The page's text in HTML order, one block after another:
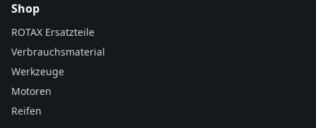
Shop
ROTAX Ersatzteile
Verbrauchsmaterial
Werkzeuge
Motoren
Reifen